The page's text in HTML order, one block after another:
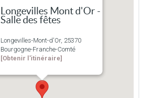
Longevilles Mont d'Or -
Salle des fêtes
Longevilles-Mont-d'Or, 25370
Bourgogne-Franche-Comté
[Obtenir l'itinéraire]